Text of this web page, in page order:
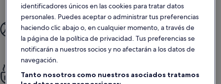
Más tiempo para disfrutar
Regálate un viaje sin complicaciones: desde que reservas hasta
que llegas a tu destino.
Siéntete como en casa
Disfruta de cocinas totalmente equipadas, piscinas, terrazas y
identificadores únicos en las cookies para tratar datos
personales. Puedes aceptar o administrar tus preferencias
haciendo clic abajo o, en cualquier momento, a través de
la página de la política de privacidad. Tus preferencias se
notificarán a nuestros socios y no afectarán a los datos de
navegación.
Tanto nosotros como nuestros asociados tratamos